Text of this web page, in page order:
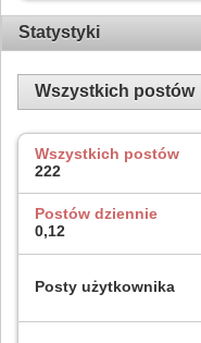
Statystyki
Wszystkich postów
Wszystkich postów
222
Postów dziennie
0,12
Posty użytkownika